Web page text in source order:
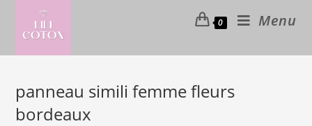
content
0 Menu
panneau simili femme fleurs
bordeaux